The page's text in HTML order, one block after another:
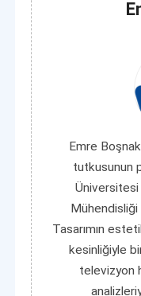
Emre
tutkusunun
Üniversitesi
Tasarımın
kesinliğiyle
televizyon